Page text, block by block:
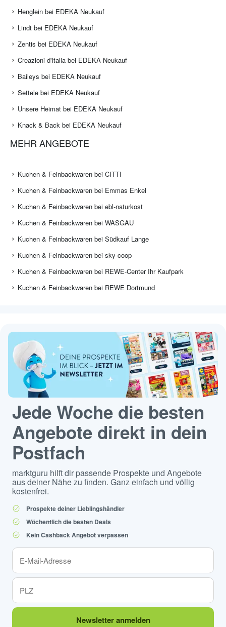
Henglein bei EDEKA Neukauf
Lindt bei EDEKA Neukauf
Zentis bei EDEKA Neukauf
Creazioni d'Italia bei EDEKA Neukauf
Baileys bei EDEKA Neukauf
Settele bei EDEKA Neukauf
Unsere Heimat bei EDEKA Neukauf
Knack & Back bei EDEKA Neukauf
MEHR ANGEBOTE
Kuchen & Feinbackwaren bei CITTI
Kuchen & Feinbackwaren bei Emmas Enkel
Kuchen & Feinbackwaren bei ebl-naturkost
Kuchen & Feinbackwaren bei WASGAU
Kuchen & Feinbackwaren bei Südkauf Lange
Kuchen & Feinbackwaren bei sky coop
Kuchen & Feinbackwaren bei REWE-Center Ihr Kaufpark
Kuchen & Feinbackwaren bei REWE Dortmund
Jede Woche die besten
Angebote direkt in dein
Postfach
marktguru hilft dir passende Prospekte und Angebote
aus deiner Nähe zu finden. Ganz einfach und völlig
kostenfrei.
Prospekte deiner Lieblingshändler
Wöchentlich die besten Deals
Kein Cashback Angebot verpassen
Newsletter anmelden